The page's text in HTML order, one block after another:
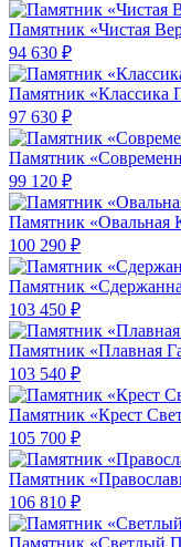
Памятник «Чистая
94 630 ₽
Памятник «Классика
97 630 ₽
Памятник
99 120 ₽
Памятник «Овальная
100 290 ₽
Памятник
103 450 ₽
Памятник «Плавная
103 540 ₽
Памятник «Крест
105 700 ₽
Памятник
106 810 ₽